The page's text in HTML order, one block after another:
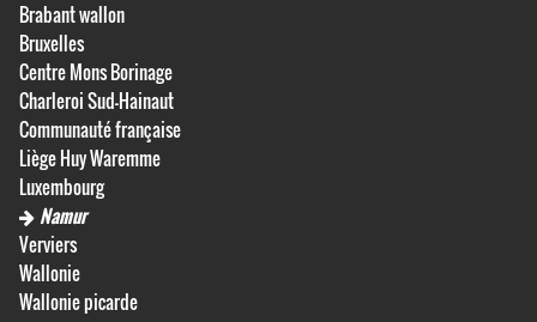
Brabant wallon
Bruxelles
Centre Mons Borinage
Charleroi Sud-Hainaut
Communauté française
Liège Huy Waremme
Luxembourg
Namur
Verviers
Wallonie
Wallonie picarde